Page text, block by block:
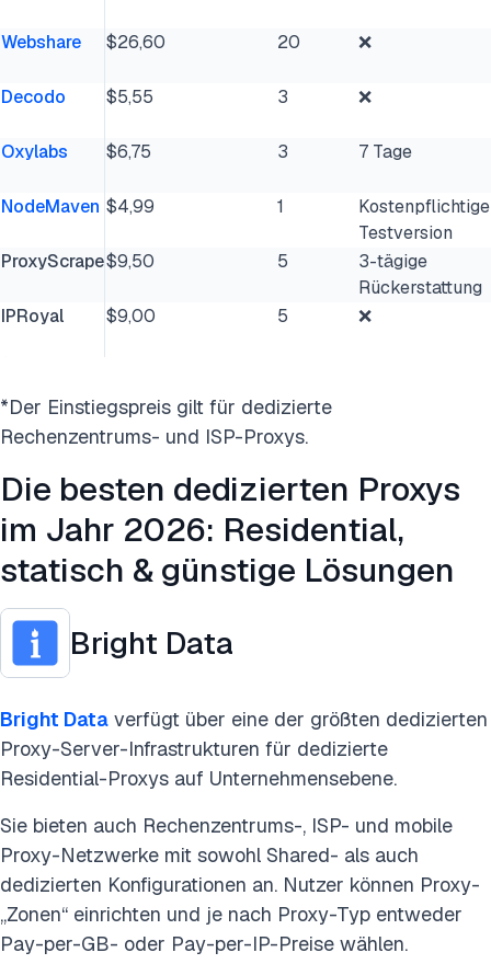
Webshare $26,60 20 ❌
Decodo $5,55 3 ❌
Oxylabs $6,75 3 7 Tage
NodeMaven $4,99 1
Kostenpflichtige
Testversion
ProxyScrape$9,50 5
3-tägige
Rückerstattung
IPRoyal
$9,00 5 ❌
*Der Einstiegspreis gilt für dedizierte
Rechenzentrums- und ISP-Proxys.
Die besten dedizierten Proxys
im Jahr 2026: Residential,
statisch & günstige Lösungen
Bright Data
Bright Data verfügt über eine der größten dedizierten
Proxy-Server-Infrastrukturen für dedizierte
Residential-Proxys auf Unternehmensebene.
Sie bieten auch Rechenzentrums-, ISP- und mobile
Proxy-Netzwerke mit sowohl Shared- als auch
dedizierten Konfigurationen an. Nutzer können Proxy-
„Zonen“ einrichten und je nach Proxy-Typ entweder
Pay-per-GB- oder Pay-per-IP-Preise wählen.